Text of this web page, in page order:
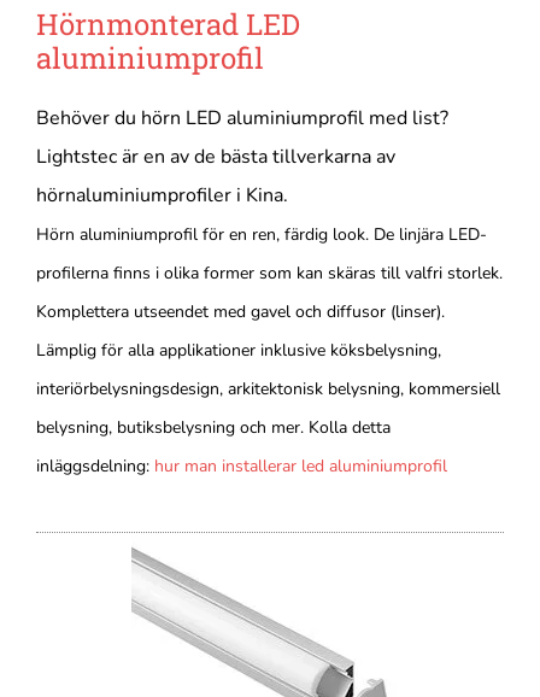
Hörnmonterad LED
aluminiumprofil
Behöver du hörn LED aluminiumprofil med list?
Lightstec är en av de bästa tillverkarna av
hörnaluminiumprofiler i Kina.
Hörn aluminiumprofil för en ren, färdig look. De linjära LED-
profilerna finns i olika former som kan skäras till valfri storlek.
Komplettera utseendet med gavel och diffusor (linser).
Lämplig för alla applikationer inklusive köksbelysning,
interiörbelysningsdesign, arkitektonisk belysning, kommersiell
belysning, butiksbelysning och mer. Kolla detta
inläggsdelning: hur man installerar led aluminiumprofil